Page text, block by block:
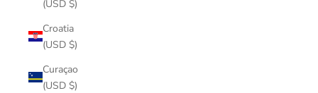
(USD $)
Croatia
(USD $)
Curaçao
(USD $)